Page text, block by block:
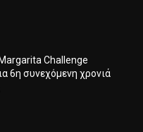
Challenge
6η συνεχόμενη χρονιά